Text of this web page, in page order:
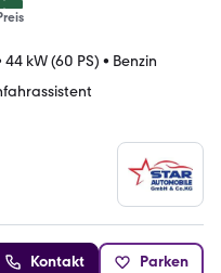
44 kW (60 PS) • Benzin
Kontakt Parken